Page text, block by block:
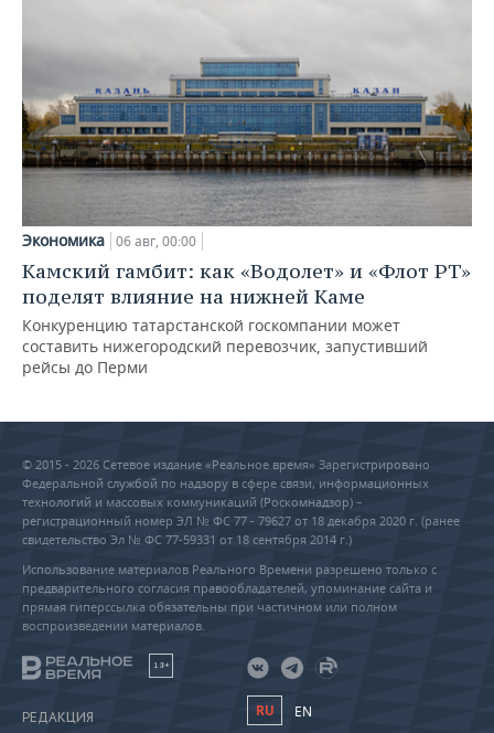
Экономика 06 авг, 00:00
Камский гамбит: как «Водолет» и «Флот РТ»
поделят влияние на нижней Каме
Конкуренцию татарстанской госкомпании может
составить нижегородский перевозчик, запустивший
рейсы до Перми
© 2015 - 2026 Сетевое издание «Реальное время» Зарегистрировано
Федеральной службой по надзору в сфере связи, информационных
технологий и массовых коммуникаций (Роскомнадзор) –
регистрационный номер ЭЛ № ФС 77 - 79627 от 18 декабря 2020 г. (ранее
свидетельство Эл № ФС 77-59331 от 18 сентября 2014 г.)
Использование материалов Реального Времени разрешено только с
предварительного согласия правообладателей, упоминание сайта и
прямая гиперссылка обязательны при частичном или полном
воспроизведении материалов.
18+
РЕДАКЦИЯ RU EN